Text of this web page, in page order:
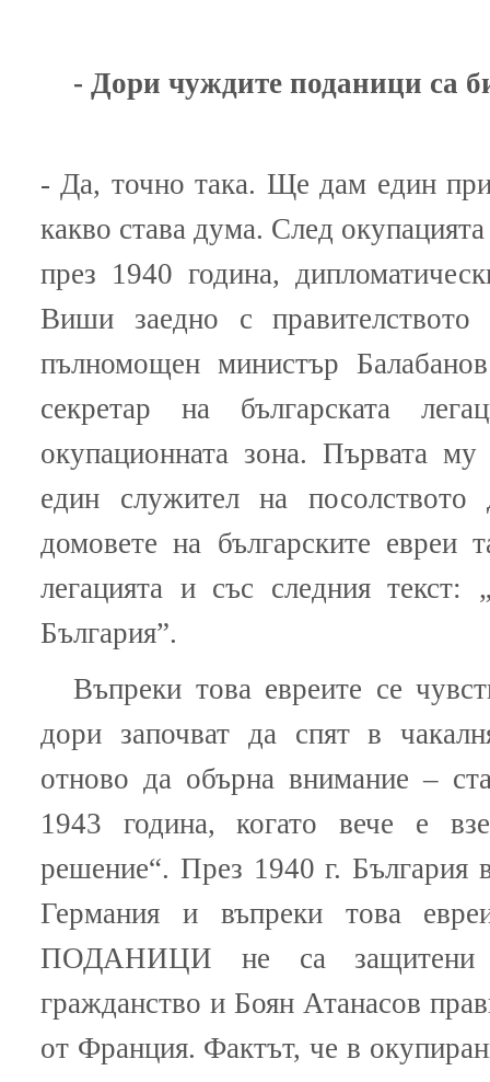
- Дори чуждите поданици са
- Да, точно така. Ще дам един
какво става дума. След
през 1940 година,
Виши заедно с правителството
пълномощен министър
секретар на българската
окупационната зона. Първата
един служител на посолството
домовете на българските евреи
легацията и със следния
България”.
Въпреки това евреите се
дори започват да спят в
отново да обърна внимание –
1943 година, когато вече е
решение“. През 1940 г. България
Германия и въпреки това
ПОДАНИЦИ не са защитени
гражданство и Боян Атанасов
от Франция. Фактът, че в